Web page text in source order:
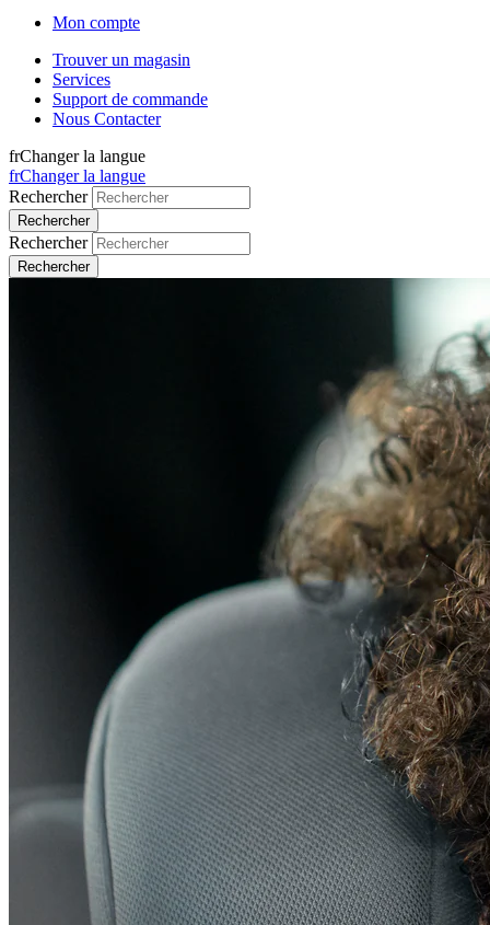
Mon compte
Trouver un magasin
Services
Support de commande
Nous Contacter
frChanger la langue
frChanger la langue
Rechercher
Rechercher